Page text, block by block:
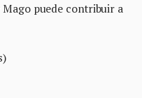
puede contribuir a